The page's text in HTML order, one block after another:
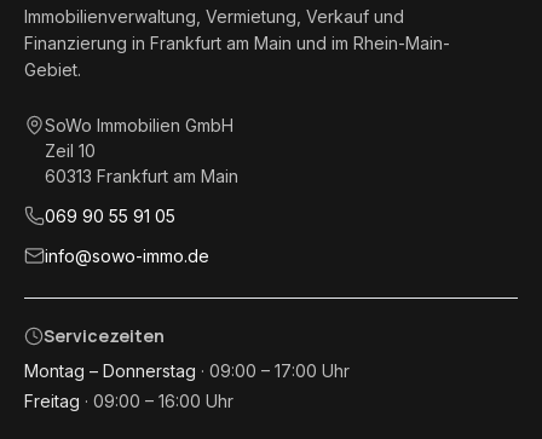
Immobilienverwaltung, Vermietung, Verkauf und
Finanzierung in Frankfurt am Main und im Rhein-Main-
Gebiet.
SoWo Immobilien GmbH
Zeil 10
60313 Frankfurt am Main
069 90 55 91 05
info@sowo-immo.de
Servicezeiten
Montag – Donnerstag · 09:00 – 17:00 Uhr
Freitag · 09:00 – 16:00 Uhr